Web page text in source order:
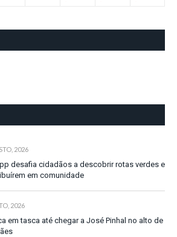
2026
desafia cidadãos a descobrir rotas verdes e
em comunidade
2026
em tasca até chegar a José Pinhal no alto de